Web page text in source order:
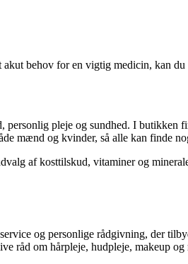
behov for en vigtig medicin, kan
personlig pleje og sundhed. I
mænd og kvinder, så alle kan finde
af kosttilskud, vitaminer og
og personlige rådgivning, der
råd om hårpleje, hudpleje, makeup og